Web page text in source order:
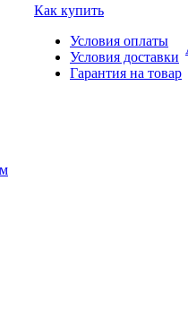
Как купить
Условия оплаты
Условия доставки
Гарантия на товар